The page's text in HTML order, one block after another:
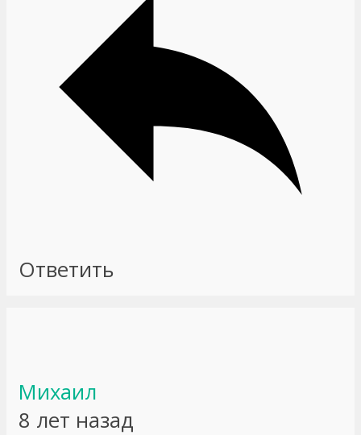
Ответить
Михаил
8 лет назад